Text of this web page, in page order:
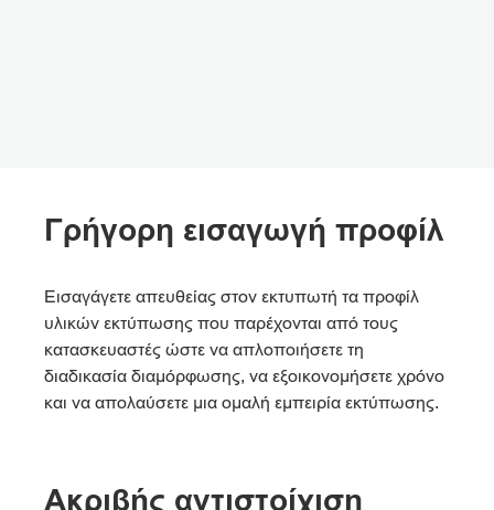
Γρήγορη εισαγωγή προφίλ
Εισαγάγετε απευθείας στον εκτυπωτή τα προφίλ
υλικών εκτύπωσης που παρέχονται από τους
κατασκευαστές ώστε να απλοποιήσετε τη
διαδικασία διαμόρφωσης, να εξοικονομήσετε χρόνο
και να απολαύσετε μια ομαλή εμπειρία εκτύπωσης.